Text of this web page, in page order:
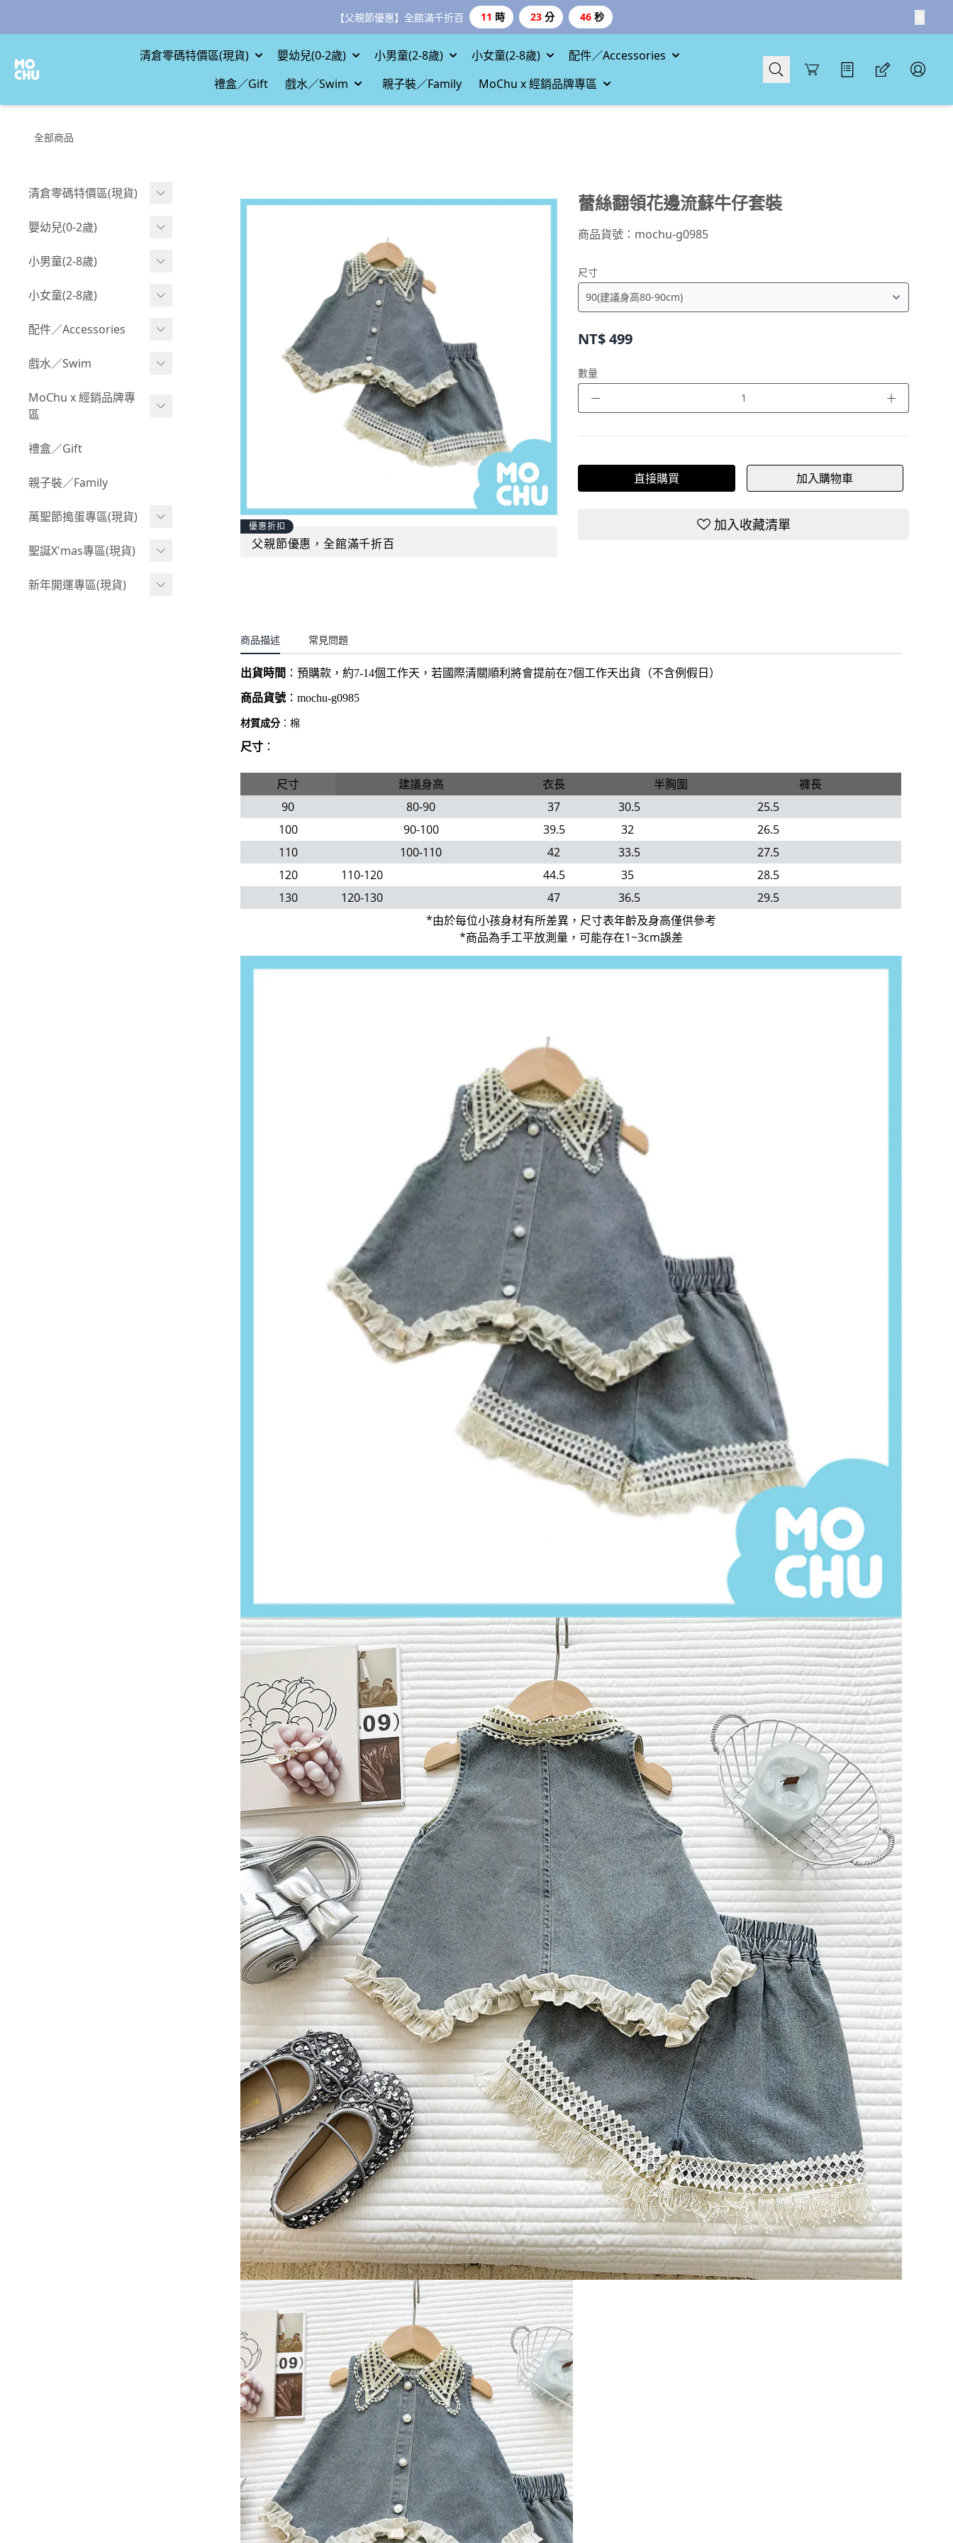
【父親節優惠】全館滿千折百 11 時 23 分 45 秒
清倉零碼特價區(現貨) 嬰幼兒(0-2歲) 小男童(2-8歲) 小女童(2-8歲)
配件／Accessories
禮盒／Gift
戲水／Swim 親子裝／Family MoChu x 經銷品牌專區
Cart
全部商品
清倉零碼特價區(現貨)
現貨.寶寶
現貨.男童
嬰幼兒(0-2歲)
BABY 包屁衣(短袖)
BABY 包屁衣(長袖)
BABY 外套
BABY 上身(短袖)
BABY 下身(短褲)
BABY 下身(長褲)
BABY 套裝(短袖)
BABY 套裝(長袖)
小男童(2-8歲)
Boy 上身(短袖)
Boy 上身(長袖)
Boy 套裝(短袖)
叢林探險系列
小紳士系列
韓國小歐巴
小女童(2-8歲)
Girl 上身(短袖)
Girl 上身(長袖)
Girl 下身(長褲)
Girl 套裝(短袖)
率性牛仔風
夢幻童話系列
小洋裝系列
配件／Accessories
Acc 口水巾
Acc 襪子
Acc 鞋子
Acc 餐具
Acc 寢具
Acc 其他
戲水／Swim
泳裝
泳具
野餐趣
MoChu x 經銷品牌專
區
©Wonchi 台灣 ｜ 兒童軟
©Disney 美國｜嬰兒用品
©風車圖書 台灣｜兒童圖
嘴
禮盒／Gift
親子裝／Family
萬聖節搗蛋專區(現貨)
萬聖造型頭套(3歲以上)
萬聖.嬰幼兒(0-2歲)
聖誕X'mas專區(現貨)
聖誕.嬰幼兒(0-2歲)
新年開運專區(現貨)
優惠折扣
父親節優惠，全館滿千折百
蕾絲翻領花邊流蘇牛仔套裝
商品貨號： mochu-g0985
尺寸
NT$499
數量
－ ＋
直接購買 加入購物車
加入收藏清單
商品描述 常見問題
出貨時間 ：預購款，約7-14個工作天，若國際清關順利將會提前在7個工作天出貨（不含例假日）
商品貨號：mochu-g0985
材質成分 ：棉
尺寸 ：
尺寸 建議身高 衣長 半胸圍
褲長
90
80-90 37 30.5
25.5
100
90-100 39.5 32
26.5
110
100-110 42 33.5
27.5
120
110-120 44.5 35
28.5
130
120-130 47 36.5
29.5
*由於每位小孩身材有所差異，尺寸表年齡及身高僅供參考
*商品為手工平放測量，可能存在1~3cm誤差